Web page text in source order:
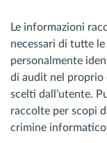
Le informazioni
necessari di tutte
personalmente
di audit nel proprio
scelti dall’utente.
raccolte per scopi
crimine